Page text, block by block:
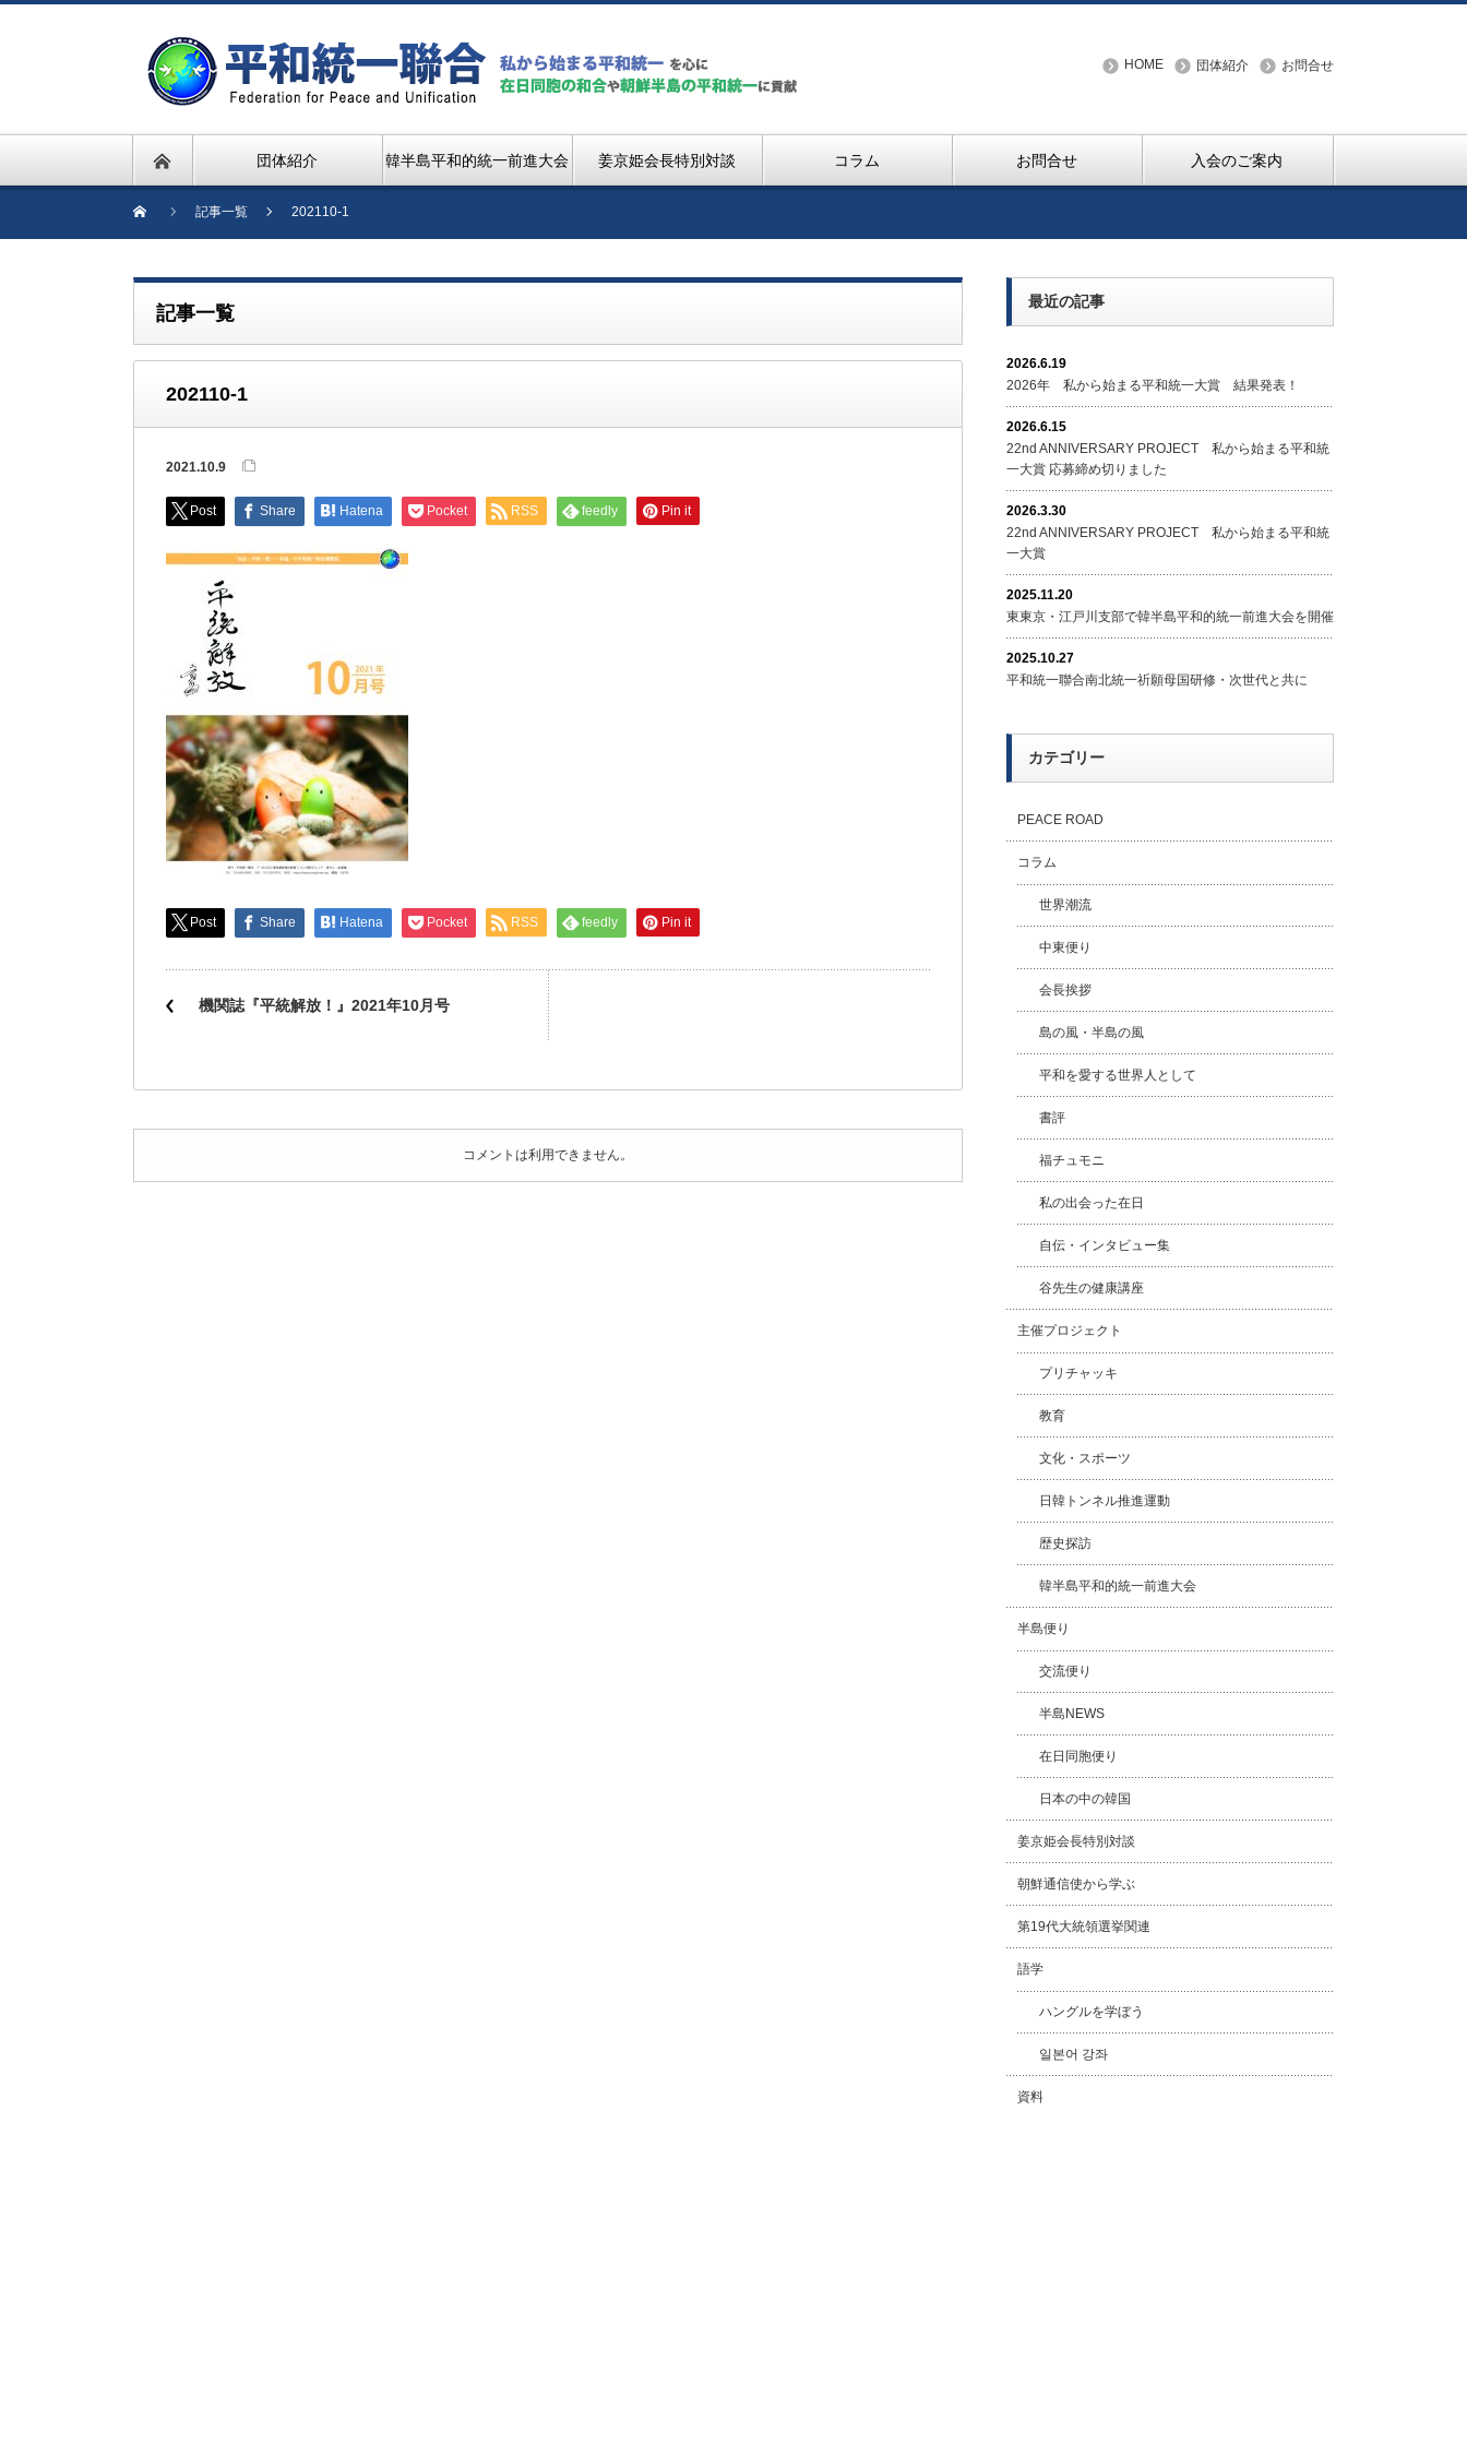
HOME 団体紹介 お問合せ
団体紹介 韓半島平和的統一前進大会 姜京姫会長特別対談 コラム お問合せ 入会のご案内
記事一覧 202110-1
記事一覧
202110-1
2021.10.9
Post Share Hatena Pocket RSS feedly Pin it
Post Share Hatena Pocket RSS feedly Pin it
機関誌『平統解放！』2021年10月号
コメントは利用できません。
最近の記事
2026.6.19
2026年 私から始まる平和統一大賞 結果発表！
2026.6.15
22nd ANNIVERSARY PROJECT 私から始まる平和統
一大賞 応募締め切りました
2026.3.30
22nd ANNIVERSARY PROJECT 私から始まる平和統
一大賞
2025.11.20
東東京・江戸川支部で韓半島平和的統一前進大会を開催
2025.10.27
平和統一聯合南北統一祈願母国研修・次世代と共に
カテゴリー
PEACE ROAD
コラム
世界潮流
中東便り
会長挨拶
島の風・半島の風
平和を愛する世界人として
書評
福チュモニ
私の出会った在日
自伝・インタビュー集
谷先生の健康講座
主催プロジェクト
プリチャッキ
教育
文化・スポーツ
日韓トンネル推進運動
歴史探訪
韓半島平和的統一前進大会
半島便り
交流便り
半島NEWS
在日同胞便り
日本の中の韓国
姜京姫会長特別対談
朝鮮通信使から学ぶ
第19代大統領選挙関連
語学
ハングルを学ぼう
일본어 강좌
資料